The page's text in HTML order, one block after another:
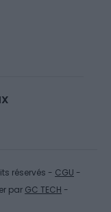
réservés - CGU -
par GC TECH -